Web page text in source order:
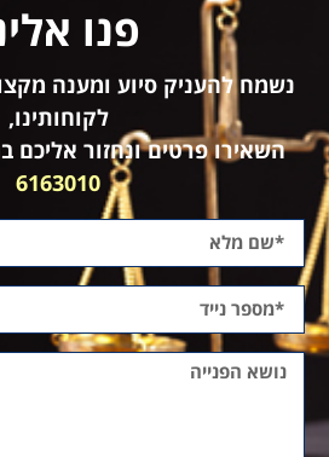
פנו
נשמח להעניק סיוע ומענה
לקוחותינו,
השאירו פרטים ונחזור אליכם
6163010